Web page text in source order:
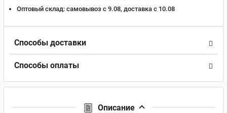
Оптовый склад: самовывоз с 9.08, доставка c 10.08
Способы доставки
Способы оплаты
Описание